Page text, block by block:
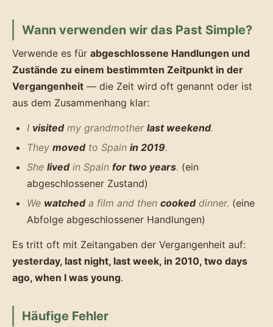
Wann verwenden wir das Past Simple?
Verwende es für abgeschlossene Handlungen und
Zustände zu einem bestimmten Zeitpunkt in der
Vergangenheit — die Zeit wird oft genannt oder ist
aus dem Zusammenhang klar:
I visitedmy grandmother last weekend.
They movedto Spain in 2019.
She livedin Spain for two years. (ein
abgeschlossener Zustand)
We watcheda film and then cookeddinner. (eine
Abfolge abgeschlossener Handlungen)
Es tritt oft mit Zeitangaben der Vergangenheit auf:
yesterday, last night, last week, in 2010, two days
ago, when I was young.
Häufige Fehler